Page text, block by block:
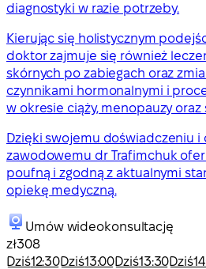
diagnostyki w razie potrzeby.
Kierując się holistycznym
doktor zajmuje się również
skórnych po zabiegach oraz
czynnikami hormonalnymi i
w okresie ciąży, menopauzy oraz
Dzięki swojemu doświadczeniu i
zawodowemu dr Trafimchuk
poufną i zgodną z aktualnymi
opiekę medyczną.
Umów wideokonsultację
zł308
Dziś12:30Dziś13:00Dziś13:30Dziś